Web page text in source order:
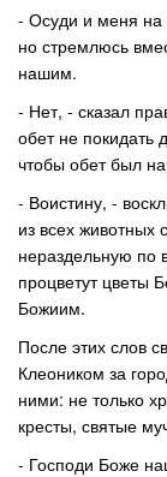
- Осуди и меня на
но стремлюсь
нашим.
- Нет, - сказал
обет не покидать
чтобы обет был
- Воистину, -
из всех
нераздельную по
процветут цветы
Божиим.
После этих слов
Клеоником за
ними: не только
кресты, святые
- Господи Боже